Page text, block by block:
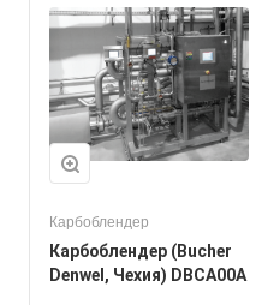
Карбоблендер
Карбоблендер (Bucher
Denwel, Чехия) DBCА00A